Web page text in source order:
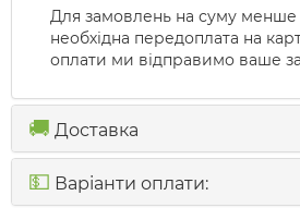
Для замовлень на суму менше
необхідна передоплата на
оплати ми відправимо ваше
🚚 Доставка
💵 Варіанти оплати: